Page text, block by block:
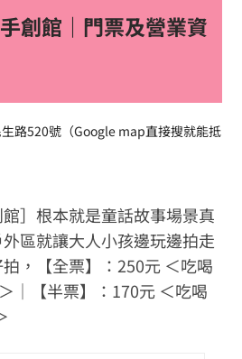
創館｜門票及營業資
路520號（Google map直接搜就能抵
館］根本就是童話故事場景真
區就讓大人小孩邊玩邊拍走
，【全票】：250元 ＜吃喝
｜【半票】：170元 ＜吃喝